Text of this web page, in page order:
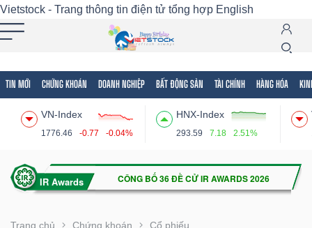
Vietstock - Trang thông tin điện tử tổng hợp English
TIN MỚI CHỨNG KHOÁN DOANH NGHIỆP BẤT ĐỘNG SẢN TÀI CHÍNH HÀNG HÓA
VN-Index
1776.46 -0.77 -0.04%
HNX-Index
293.59 7.18 2.51%
Trang chủ Chứng khoán Cổ phiếu
Tất cả Tính năng Ngành Mã chứng khoán
Tính
(-)
VIETSTOCK